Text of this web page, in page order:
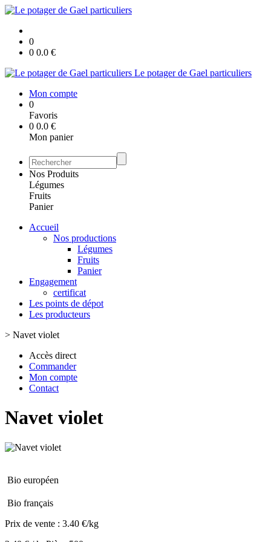
0
0 0.0 €
Le potager de Gael particuliers
Mon compte
0
Favoris
0 0.0 €
Mon panier
Nos Produits
Légumes
Fruits
Panier
Accueil
Nos productions
Légumes
Fruits
Panier
Engagement
certificat
Les points de dépot
Les producteurs
> Navet violet
Accès direct
Commander
Mon compte
Contact
Navet violet
Bio européen
Bio français
Prix de vente : 3.40 €/kg